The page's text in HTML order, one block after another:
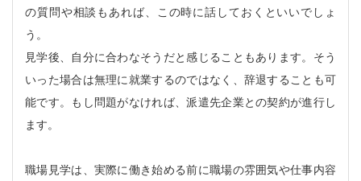
の質問や相談もあれば、この時に話しておくといいでしょ
う。
見学後、自分に合わなそうだと感じることもあります。そう
いった場合は無理に就業するのではなく、辞退することも可
能です。もし問題がなければ、派遣先企業との契約が進行し
ます。
職場見学は、実際に働き始める前に職場の雰囲気や仕事内容